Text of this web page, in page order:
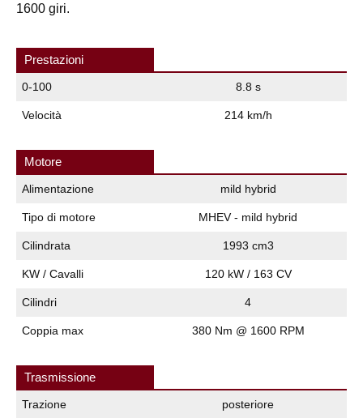
1600 giri.
Prestazioni
0-100 8.8 s
Velocità 214 km/h
Motore
Alimentazione mild hybrid
Tipo di motore MHEV - mild hybrid
Cilindrata 1993 cm3
KW / Cavalli 120 kW / 163 CV
Cilindri 4
Coppia max 380 Nm @ 1600 RPM
Trasmissione
Trazione posteriore